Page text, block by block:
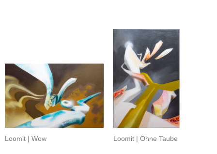
Loomit | Wow Loomit | Ohne Taube